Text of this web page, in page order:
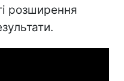
розширення